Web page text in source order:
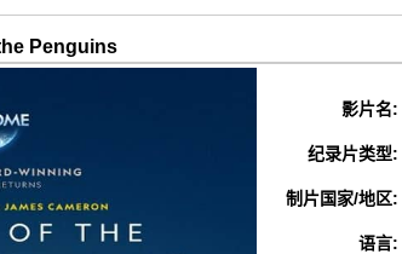
Penguins
影片名:
纪录片类型:
制片国家/地区:
语言: